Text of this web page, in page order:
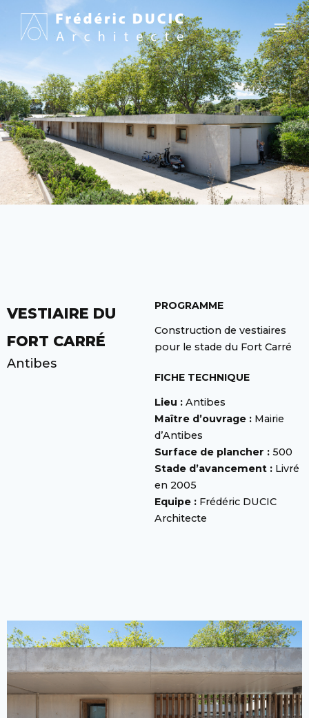
VESTIAIRE DU
FORT CARRÉ
Antibes
PROGRAMME
Construction de vestiaires
pour le stade du Fort Carré
FICHE TECHNIQUE
Lieu : Antibes
Maître d’ouvrage : Mairie
d’Antibes
Surface de plancher : 500
Stade d’avancement : Livré
en 2005
Equipe : Frédéric DUCIC
Architecte